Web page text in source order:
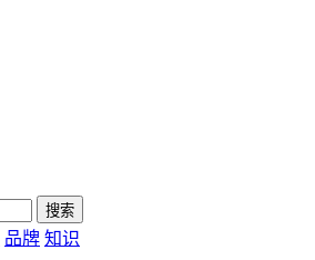
搜索
品牌 知识